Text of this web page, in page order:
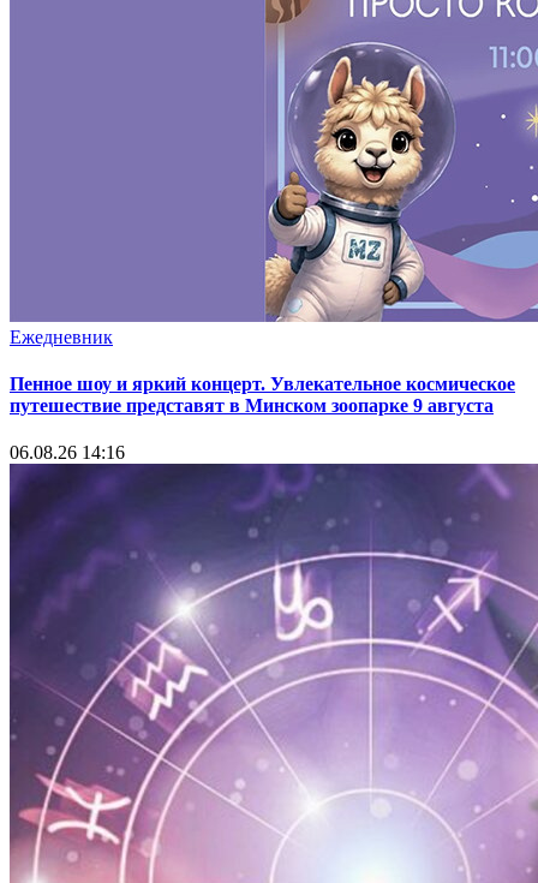
Ежедневник
Пенное шоу и яркий концерт. Увлекательное космическое
путешествие представят в Минском зоопарке 9 августа
06.08.26 14:16